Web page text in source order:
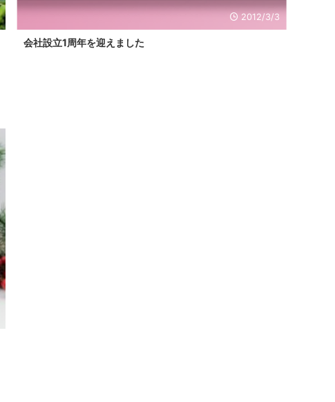
2012/3/3
会社設立1周年を迎えました